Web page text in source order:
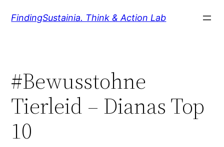
InhaltFindingSustainia. Think & Action Lab
#Bewusstohne
Tierleid – Dianas Top
10